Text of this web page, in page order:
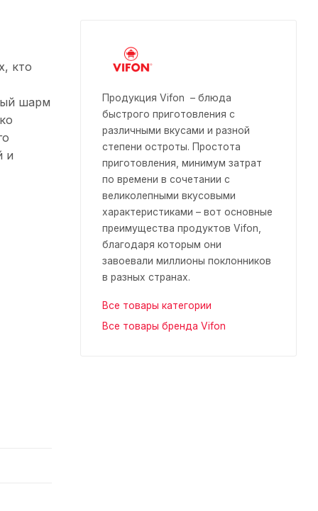
кто
шарм
и
Продукция Vifon – блюда
быстрого приготовления с
различными вкусами и разной
степени остроты. Простота
приготовления, минимум затрат
по времени в сочетании с
великолепными вкусовыми
характеристиками – вот основные
преимущества продуктов Vifon,
благодаря которым они
завоевали миллионы поклонников
в разных странах.
Все товары категории
Все товары бренда Vifon